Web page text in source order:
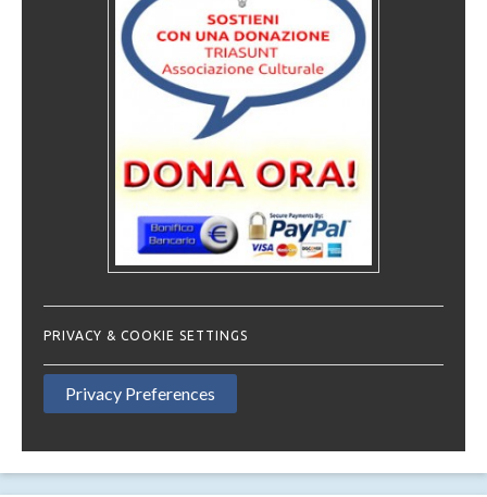
PRIVACY & COOKIE SETTINGS
Privacy Preferences